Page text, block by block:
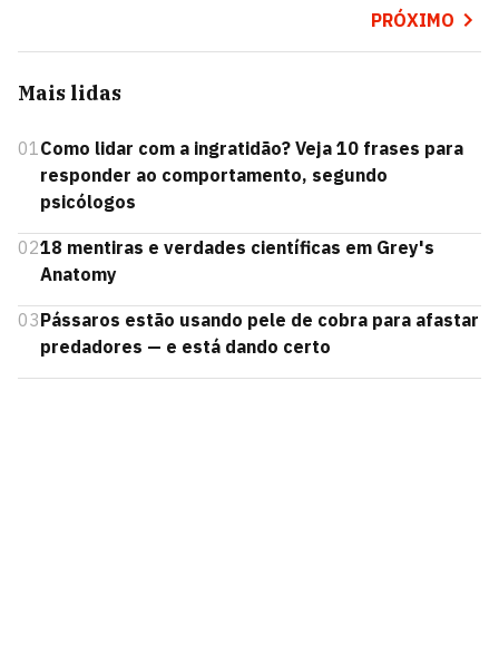
PRÓXIMO
Mais lidas
01Como lidar com a ingratidão? Veja 10 frases para
responder ao comportamento, segundo
psicólogos
0218 mentiras e verdades científicas em Grey's
Anatomy
03Pássaros estão usando pele de cobra para afastar
predadores — e está dando certo